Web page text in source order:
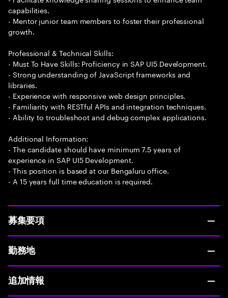
capabilities.
- Mentor junior team members to foster their professional
growth.
Professional & Technical Skills:
- Must To Have Skills: Proficiency in SAP UI5 Development.
- Strong understanding of JavaScript frameworks and
libraries.
- Experience with responsive web design principles.
- Familiarity with RESTful APIs and integration techniques.
- Ability to troubleshoot and debug complex applications.
Additional Information:
- The candidate should have minimum 7.5 years of
experience in SAP UI5 Development.
- This position is based at our Bengaluru office.
- A 15 years full time education is required.
募集要項
勤務地
追加情報